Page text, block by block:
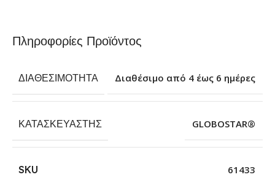
Πληροφορίες Προϊόντος
ΔΙΑΘΕΣΙΜΌΤΗΤΑ Διαθέσιμο από 4 έως 6 ημέρες
ΚΑΤΑΣΚΕΥΑΣΤΉΣ GLOBOSTAR®
SKU 61433